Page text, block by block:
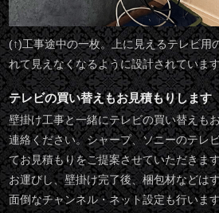
(↑)工事途中の一枚。上に見えるテレビ用
れて見えなくなるように設計されていま
テレビの買い替えもお見積もりします
壁掛け工事と一緒にテレビの買い替えも
連絡ください。シャープ、ソニーのテレ
てお見積もりをご提案させていただきま
お運びし、壁掛け完了後、梱包材などは
面倒なチャンネル・ネット設定も行いま